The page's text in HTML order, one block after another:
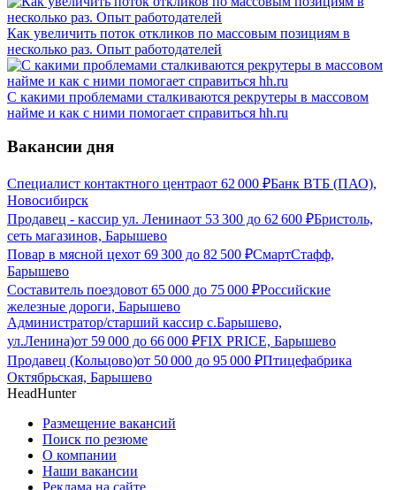
Как увеличить поток откликов по массовым позициям в
несколько раз. Опыт работодателей
С какими проблемами сталкиваются рекрутеры в массовом
найме и как с ними помогает справиться hh.ru
Вакансии дня
Специалист контактного центраот 62 000 ₽Банк ВТБ (ПАО),
Новосибирск
Продавец - кассир ул. Ленинаот 53 300 до 62 600 ₽Бристоль,
сеть магазинов, Барышево
Повар в мясной цехот 69 300 до 82 500 ₽СмартСтафф,
Барышево
Составитель поездовот 65 000 до 75 000 ₽Российские
железные дороги, Барышево
Администратор/старший кассир с.Барышево,
ул.Ленина)от 59 000 до 66 000 ₽FIX PRICE, Барышево
Продавец (Кольцово)от 50 000 до 95 000 ₽Птицефабрика
Октябрьская, Барышево
HeadHunter
Размещение вакансий
Поиск по резюме
О компании
Наши вакансии